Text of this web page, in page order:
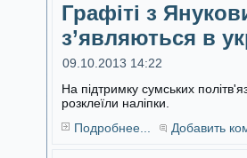
Графіті з
з’являються в
09.10.2013 14:22
На підтримку сумських
розклеїли наліпки.
Подробнее...
Добавить